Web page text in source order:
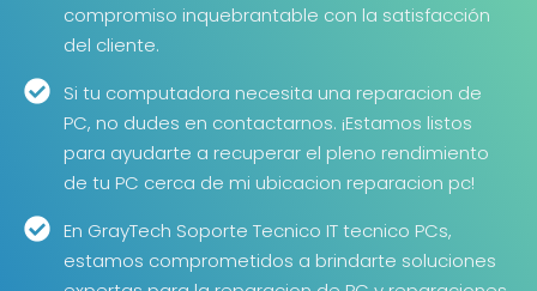
compromiso inquebrantable con la satisfacción
del cliente.
Si tu computadora necesita una reparacion de
PC, no dudes en contactarnos. ¡Estamos listos
para ayudarte a recuperar el pleno rendimiento
de tu PC cerca de mi ubicacion reparacion pc!
En GrayTech Soporte Tecnico IT tecnico PCs,
estamos comprometidos a brindarte soluciones